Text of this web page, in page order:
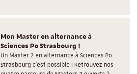
Mon Master en alternance à
Sciences Po Strasbourg !
Un Master 2 en alternance à Sciences Po
Strasbourg c'est possible ! Retrouvez nos